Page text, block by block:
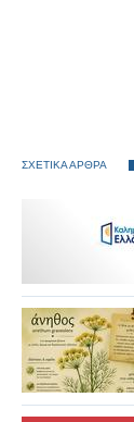
ΣΧΕΤΙΚΑ ΑΡΘΡΑ